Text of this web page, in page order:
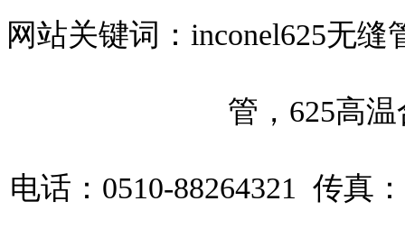
网站关键词： inconel625无缝
管 ， 625高
电话：0510-88264321 传真